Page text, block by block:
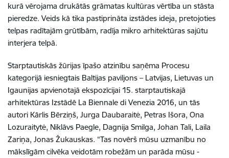
kurā vērojama drukātās grāmatas kultūras vērtība un stāsta
pieredze. Veids kā tika pastiprināta izstādes ideja, pretojoties
telpas radītajām grūtībām, radīja mikro arhitektūras sajūtu
interjera telpā.
Starptautiskās žūrijas īpašo atzinību saņēma Procesu
kategorijā iesniegtais Baltijas paviljons – Latvijas, Lietuvas un
Igaunijas apvienotajā ekspozīcijai 15. starptautiskajā
arhitektūras Izstādē La Biennale di Venezia 2016, un tās
autori Kārlis Bērziņš, Jurga Daubaraitė, Petras Išora, Ona
Lozuraitytė, Niklāvs Paegle, Dagnija Smilga, Johan Tali, Laila
Zariņa, Jonas Žukauskas. “Tas novērš mūsu uzmanību no
mākslīgām cilvēka veidotām robežām un parāda mūsu -